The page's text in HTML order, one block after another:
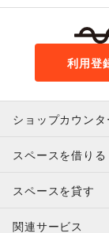
利用登
ショップカウン
利用規約・ガイ
特定商取引法に
補償プログラム
スペースを借りる
スペースを借り
ユーザー利用規約
スペースを貸す
関連サービス